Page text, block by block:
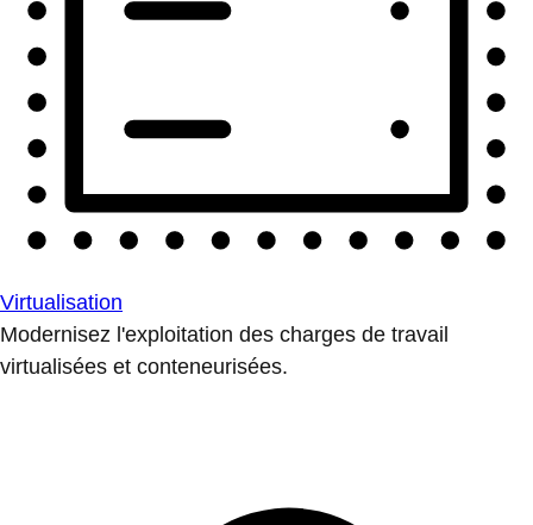
Virtualisation
Modernisez l'exploitation des charges de travail
virtualisées et conteneurisées.